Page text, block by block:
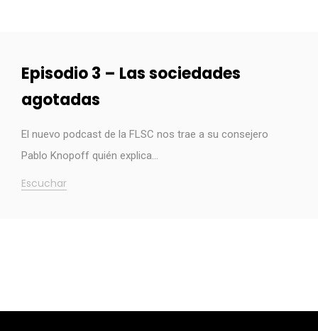
Episodio 3 – Las sociedades
agotadas
El nuevo podcast de la FLSC nos trae a su consejero
Pablo Knopoff quién explica…
Escuchar